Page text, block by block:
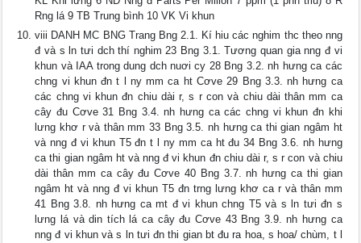
Rng lá 9 TB Trung bình 10 VK Vi khun
viii DANH MC BNG Trang Bng 2.1. Kí hiu các nghim thc theo nng
đ và s ln tưi dch thí nghim 23 Bng 3.1. Tương quan gia nng đ vi
khun và IAA trong dung dch nuơi cy 28 Bng 3.2. nh hưng ca các
chng vi khun đn t l ny mm ca ht Cơve 29 Bng 3.3. nh hưng ca
các chng vi khun đn chiu dài r, s r con và chiu dài thân mm ca
cây đu Cơve 31 Bng 3.4. nh hưng ca các chng vi khun đn khi
lưng khơ r và thân mm 33 Bng 3.5. nh hưng ca thi gian ngâm ht
và nng đ vi khun T5 đn t l ny mm ca ht đu 34 Bng 3.6. nh hưng
ca thi gian ngâm ht và nng đ vi khun đn chiu dài r, s r con và chiu
dài thân mm ca cây đu Cơve 40 Bng 3.7. nh hưng ca thi gian
ngâm ht và nng đ vi khun T5 đn trng lưng khơ ca r và thân mm
41 Bng 3.8. nh hưng ca mt đ vi khun chng T5 và s ln tưi đn s
lưng lá và din tích lá ca cây đu Cơve 43 Bng 3.9. nh hưng ca
nng đ vi khun và s ln tưi đn thi gian bt đu ra hoa, s hoa/ chùm, t l